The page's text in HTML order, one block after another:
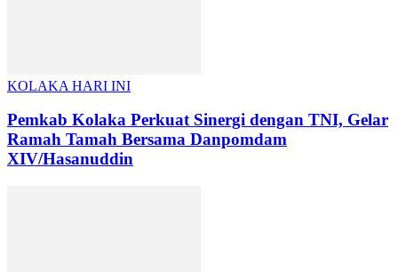
KOLAKA HARI INI
Pemkab Kolaka Perkuat Sinergi dengan TNI, Gelar
Ramah Tamah Bersama Danpomdam
XIV/Hasanuddin